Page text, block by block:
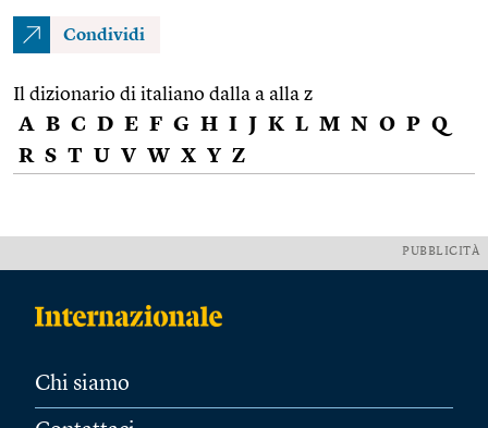
Condividi
Il dizionario di italiano dalla a alla z
A B C D E F G H I J K L M N O P Q
R S T U V W X Y Z
PUBBLICITÀ
Chi siamo